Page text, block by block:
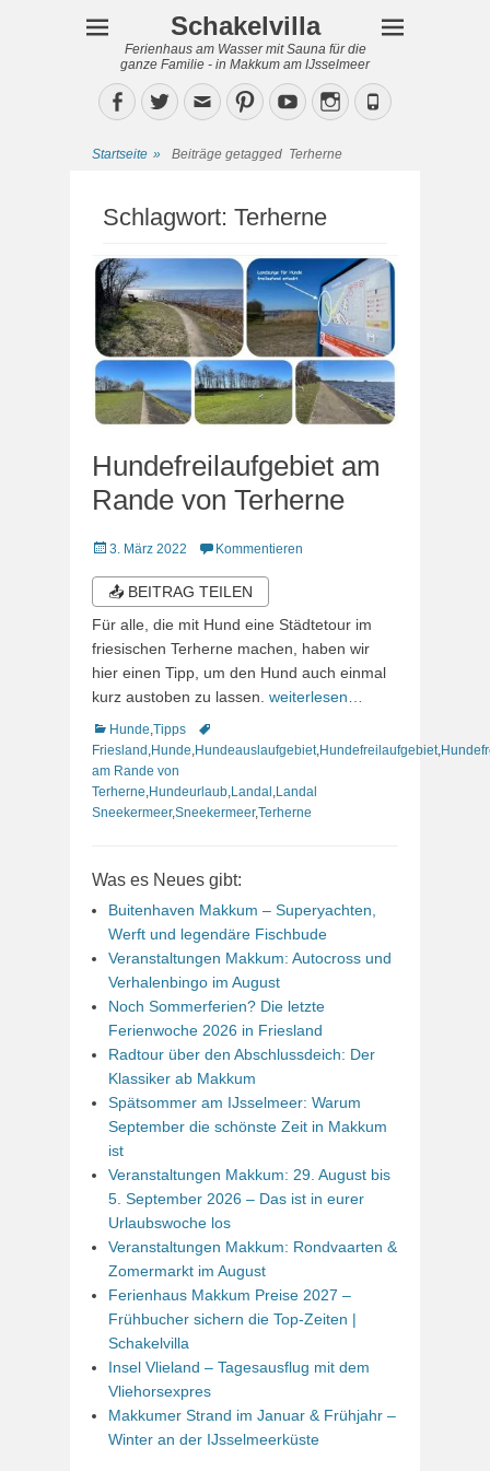
Schakelvilla
Ferienhaus am Wasser mit Sauna für die
ganze Familie - in Makkum am IJsselmeer
Facebook
TwitterEmailPinterestYouTubeInstagram
Phone
Startseite » Beiträge getagged Terherne
Schlagwort: Terherne
Hundefreilaufgebiet am
Rande von Terherne
Veröffentlicht
3. März 2022 Kommentieren
📤 BEITRAG TEILEN
Für alle, die mit Hund eine Städtetour im
friesischen Terherne machen, haben wir
hier einen Tipp, um den Hund auch einmal
kurz austoben zu lassen. weiterlesen…
Kategorien
Hunde Tipps
Schlagworte
Friesland Hunde Hundeauslaufgebiet, Hundefreilaufgebiet
am Rande von
Terherne Hundeurlaub Landal Landal
Sneekermeer,Sneekermeer,Terherne
Was es Neues gibt:
Buitenhaven Makkum – Superyachten,
Werft und legendäre Fischbude
Veranstaltungen Makkum: Autocross und
Verhalenbingo im August
Noch Sommerferien? Die letzte
Ferienwoche 2026 in Friesland
Radtour über den Abschlussdeich: Der
Klassiker ab Makkum
Spätsommer am IJsselmeer: Warum
September die schönste Zeit in Makkum
ist
Veranstaltungen Makkum: 29. August bis
5. September 2026 – Das ist in eurer
Urlaubswoche los
Veranstaltungen Makkum: Rondvaarten &
Zomermarkt im August
Ferienhaus Makkum Preise 2027 –
Frühbucher sichern die Top-Zeiten |
Schakelvilla
Insel Vlieland – Tagesausflug mit dem
Vliehorsexpres
Makkumer Strand im Januar & Frühjahr –
Winter an der IJsselmeerküste